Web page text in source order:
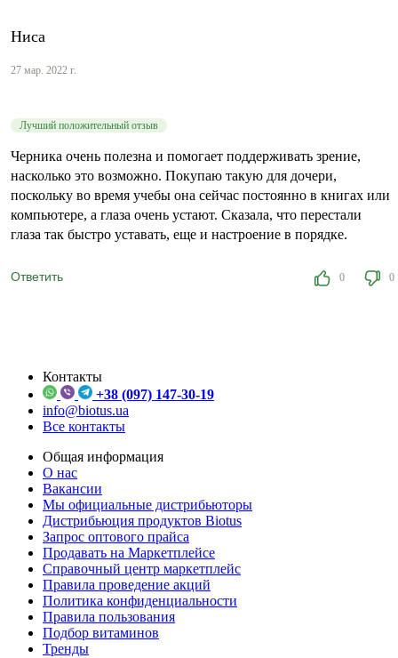
Ниса
27 мар. 2022 г.
Лучший положительный отзыв
Черника очень полезна и помогает поддерживать зрение,
насколько это возможно. Покупаю такую для дочери,
поскольку во время учебы она сейчас постоянно в книгах или
компьютере, а глаза очень устают. Сказала, что перестали
глаза так быстро уставать, еще и настроение в порядке.
Ответить 0 0
Контакты
+38 (097) 147-30-19
info@biotus.ua
Все контакты
Общая информация
О нас
Вакансии
Мы официальные дистрибьюторы
Дистрибьюция продуктов Biotus
Запрос оптового прайса
Продавать на Маркетплейсе
Справочный центр маркетплейс
Правила проведение акций
Политика конфиденциальности
Правила пользования
Подбор витаминов
Тренды